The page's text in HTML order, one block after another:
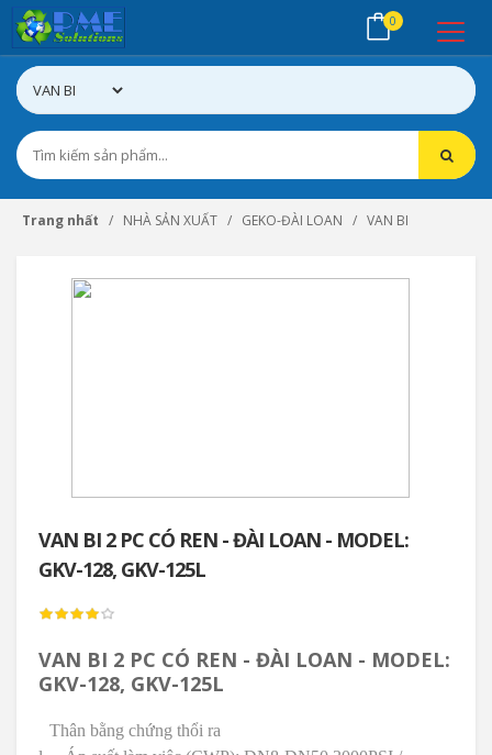
0
Trang nhất NHÀ SẢN XUẤT GEKO-ĐÀI LOAN VAN BI
VAN BI 2 PC CÓ REN - ĐÀI LOAN - MODEL:
GKV-128, GKV-125L
VAN BI 2 PC CÓ REN - ĐÀI LOAN - MODEL:
GKV-128, GKV-125L
Thân bằng chứng thổi ra